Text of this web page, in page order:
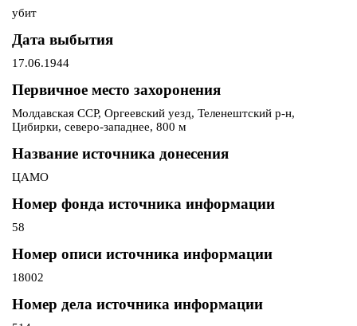
убит
Дата выбытия
17.06.1944
Первичное место захоронения
Молдавская ССР, Оргеевский уезд, Теленештский р-н,
Цибирки, северо-западнее, 800 м
Название источника донесения
ЦАМО
Номер фонда источника информации
58
Номер описи источника информации
18002
Номер дела источника информации